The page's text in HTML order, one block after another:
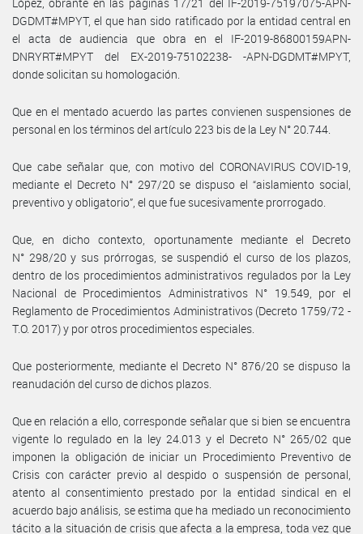
DGDMT#MPYT, el que han sido ratificado por la entidad central en
el acta de audiencia que obra en el IF-2019-86800159APN-
DNRYRT#MPYT del EX-2019-75102238- -APN-DGDMT#MPYT,
donde solicitan su homologación.
Que en el mentado acuerdo las partes convienen suspensiones de
personal en los términos del artículo 223 bis de la Ley N° 20.744.
Que cabe señalar que, con motivo del CORONAVIRUS COVID-19,
mediante el Decreto N° 297/20 se dispuso el “aislamiento social,
preventivo y obligatorio”, el que fue sucesivamente prorrogado.
Que, en dicho contexto, oportunamente mediante el Decreto
N° 298/20 y sus prórrogas, se suspendió el curso de los plazos,
dentro de los procedimientos administrativos regulados por la Ley
Nacional de Procedimientos Administrativos N° 19.549, por el
Reglamento de Procedimientos Administrativos (Decreto 1759/72 -
T.O. 2017) y por otros procedimientos especiales.
Que posteriormente, mediante el Decreto N° 876/20 se dispuso la
reanudación del curso de dichos plazos.
Que en relación a ello, corresponde señalar que si bien se encuentra
vigente lo regulado en la ley 24.013 y el Decreto N° 265/02 que
imponen la obligación de iniciar un Procedimiento Preventivo de
Crisis con carácter previo al despido o suspensión de personal,
atento al consentimiento prestado por la entidad sindical en el
acuerdo bajo análisis, se estima que ha mediado un reconocimiento
tácito a la situación de crisis que afecta a la empresa, toda vez que